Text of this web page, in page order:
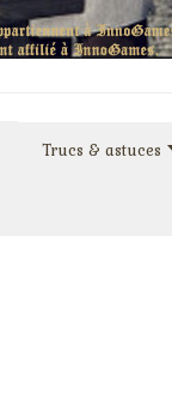
Trucs & astuces